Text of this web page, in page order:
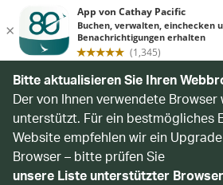
Bitte aktualisieren Sie Ihren
Der von Ihnen verwendete
unterstützt. Für ein bestmögliches
Website empfehlen wir ein
Browser – bitte prüfen Sie
unsere Liste unterstützter Browser